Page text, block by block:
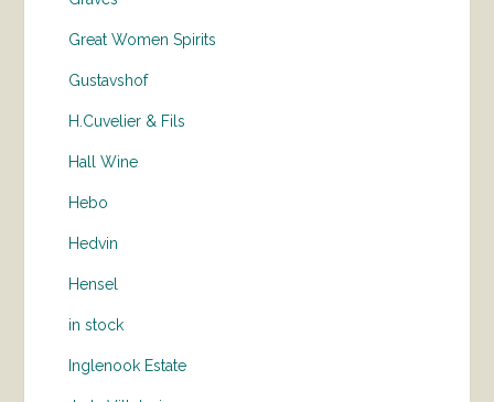
Great Women Spirits
Gustavshof
H.Cuvelier & Fils
Hall Wine
Hebo
Hedvin
Hensel
in stock
Inglenook Estate